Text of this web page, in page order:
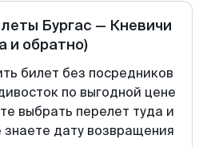
Бургас — Кневичи
и обратно)
билет без посредников
по выгодной цене
выбрать перелет туда и
дату возвращения